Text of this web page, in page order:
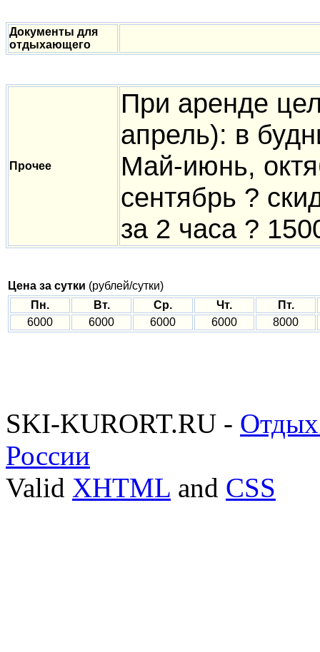
Документы для
отдыхающего
Прочее
При аренде
апрель): в
Май-июнь,
сентябрь ?
за 2 часа ?
Цена за сутки (рублей/сутки)
Пн.
Вт. Ср. Чт.
Пт.
6000
6000 6000 6000 8000
SKI-KURORT.RU -
России
Valid XHTML and CSS